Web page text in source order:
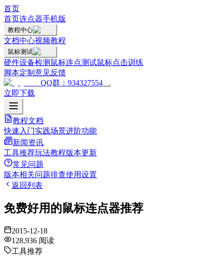
首页
首页连点器手机版
教程中心
文档中心视频教程
鼠标测试
硬件设备检测 鼠标连点测试鼠标点击训练
脚本定制 意见反馈
QQ群：934327554
立即下载
教程文档
快速入门实践场景进阶功能
新闻资讯
工具推荐玩法教程版本更新
常见问题
版本相关问题排查使用设置
返回列表
免费好用的鼠标连点器推荐
2015-12-18
128,936 阅读
工具推荐